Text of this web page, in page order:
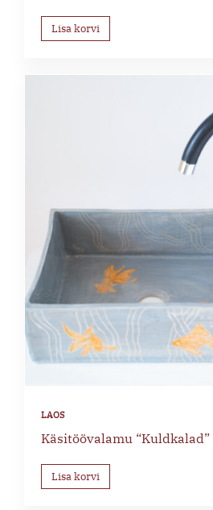
Lisa korvi
Käsitöövalamu “Kuldkalad”
Lisa korvi